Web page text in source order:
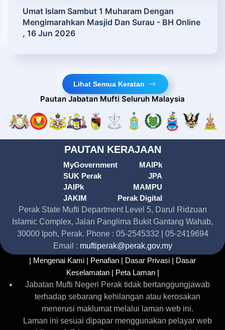
Umat Islam Sambut 1 Muharam Dengan
Mengimarahkan Masjid Dan Surau - BH Online
, 16 Jun 2026
Lihat Semua Keratan
Pautan Jabatan Mufti Seluruh Malaysia
PAUTAN KERAJAAN
MyGovernment
SUK Perak
JAIPk
JAKIM
MAIPk
JPA
MAMPU
Perak Digital
Perak State Mufti Department Level 5, Darul Ridzuan
Islamic Complex, Jalan Panglima Bukit Gantang Wahab,
30000 Ipoh, Perak. Phone : 05-2545332 | 05-2419694
Email : muftiperak@perak.gov.my
| Mengenai Kami | Penafian | Dasar Privasi | Dasar
Keselamatan | Peta Laman |
Jabatan Mufti Negeri Perak tidak bertanggungjawab
terhadap sebarang kehilangan atau kerosakan
menerusi maklumat melalui laman web ini.
Laman ini sesuai dipapar menggunakan pelayar web